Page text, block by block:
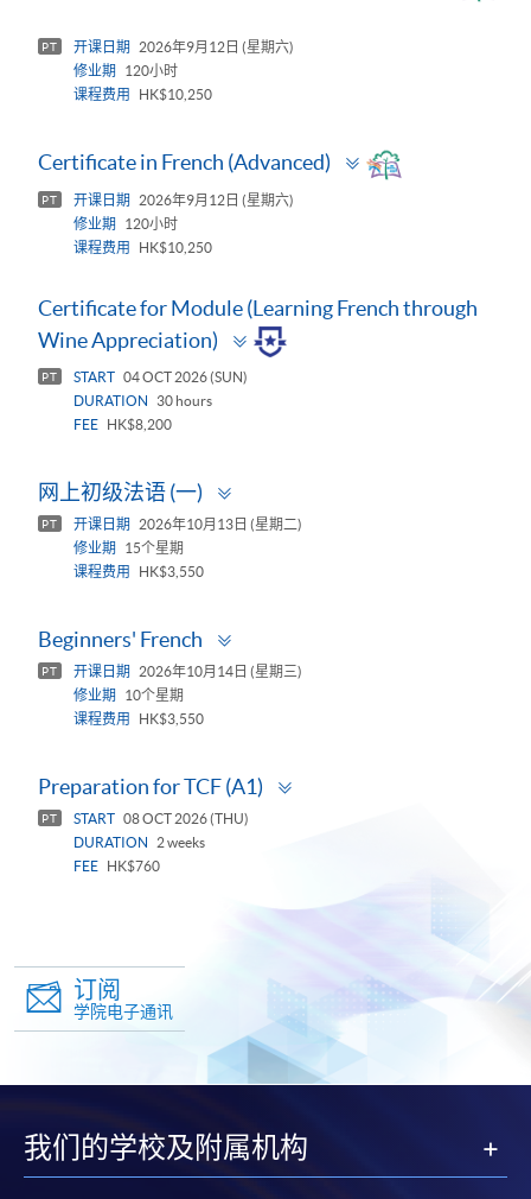
PT 开课日期
2026年9月12日 (星期六)
修业期
120小时
课程费用
HK$10,250
Certificate in French (Advanced)
Toggle
panel
PT 开课日期
2026年9月12日 (星期六)
修业期
120小时
课程费用
HK$10,250
Certificate for Module (Learning French through
Wine Appreciation)
Toggle
panel
PT START 04 OCT 2026 (SUN)
DURATION
30 hours
FEE
HK$8,200
网上初级法语 (一)
PT 开课日期
2026年10月13日 (星期二)
修业期
15个星期
课程费用
HK$3,550
Beginners' French
PT 开课日期
2026年10月14日 (星期三)
修业期
10个星期
课程费用
HK$3,550
Preparation for TCF (A1)
PT START 08 OCT 2026 (THU)
DURATION
2 weeks
FEE
HK$760
订阅
学院电子通讯
我们的学校及附属机构